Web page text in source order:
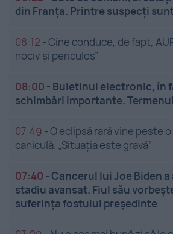
din Franța. Printre suspecți
08:12 -Cine conduce, de fapt,
nociv și periculos”
08:00 - Buletinul electronic, în
schimbări importante.
07:49 -O eclipsă rară vine peste
caniculă. „Situația este gravă”
07:40 -Cancerul lui Joe Biden
stadiu avansat. Fiul său
suferința fostului președinte